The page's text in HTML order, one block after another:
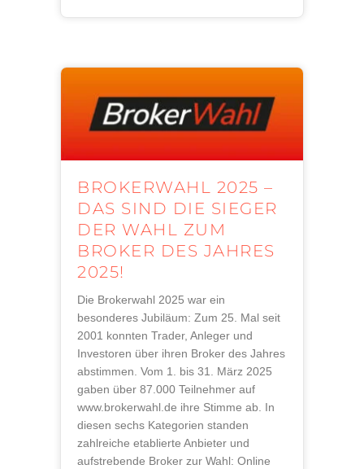
BROKERWAHL 2025 –
DAS SIND DIE SIEGER
DER WAHL ZUM
BROKER DES JAHRES
2025!
Die Brokerwahl 2025 war ein
besonderes Jubiläum: Zum 25. Mal seit
2001 konnten Trader, Anleger und
Investoren über ihren Broker des Jahres
abstimmen. Vom 1. bis 31. März 2025
gaben über 87.000 Teilnehmer auf
www.brokerwahl.de ihre Stimme ab. In
diesen sechs Kategorien standen
zahlreiche etablierte Anbieter und
aufstrebende Broker zur Wahl: Online